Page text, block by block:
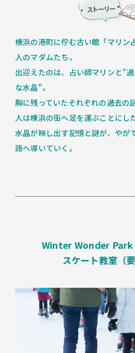
横浜の港町に佇む古い館「マリン
人のマダムたち。
出迎えたのは、占い師マリンと"
な水晶"。
胸に残っていたそれぞれの過去の
人は横浜の街へ足を運ぶことにし
水晶が映し出す記憶と謎が、やが
語へ導いていく。
Winter Wonder
スケート教室（要